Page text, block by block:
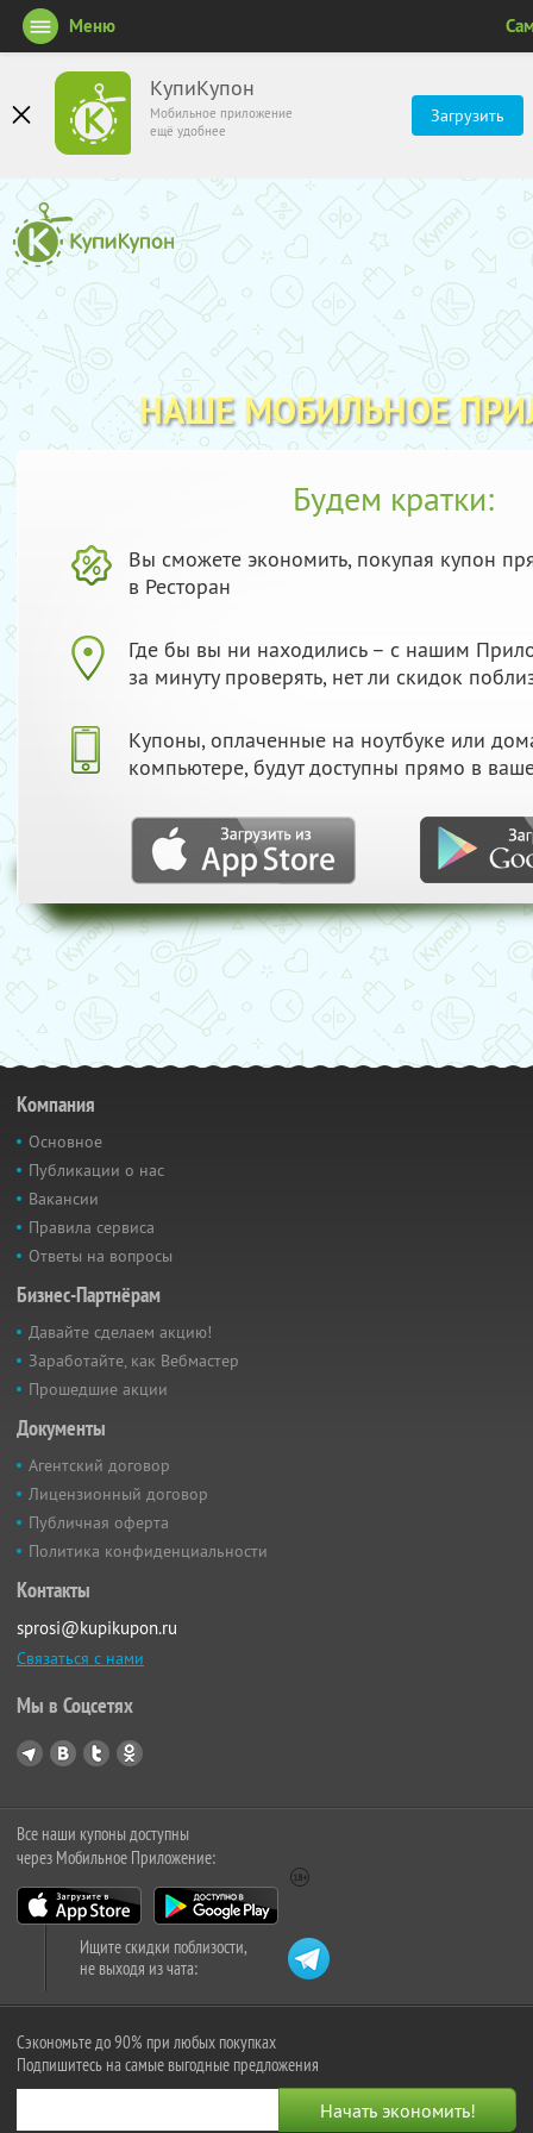
КупиКупон
Мобильное приложение
ещё удобнее
Загрузить
Меню
НАШЕ МОБИЛЬНОЕ
Будем кратки:
Вы сможете экономить, покупая купон
в Ресторан
Где бы вы ни находились – с нашим
за минуту проверять, нет ли скидок
Купоны, оплаченные на ноутбуке или
компьютере, будут доступны прямо в
Компания
Основное
Публикации о нас
Вакансии
Правила сервиса
Ответы на вопросы
Бизнес-Партнёрам
Давайте сделаем акцию!
Заработайте, как Вебмастер
Прошедшие акции
Документы
Агентский договор
Лицензионный договор
Публичная оферта
Политика конфиденциальности
Контакты
sprosi@kupikupon.ru
Связаться с нами
Мы в Соцсетях
Все наши купоны доступны
через Мобильное Приложение:
Ищите скидки поблизости,
не выходя из чата:
Сэкономьте до 90% при любых покупках
Подпишитесь на самые выгодные предложения